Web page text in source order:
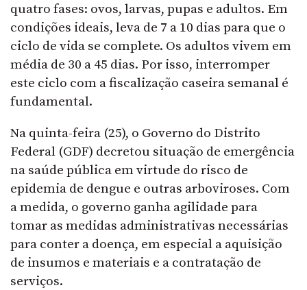
quatro fases: ovos, larvas, pupas e adultos. Em
condições ideais, leva de 7 a 10 dias para que o
ciclo de vida se complete. Os adultos vivem em
média de 30 a 45 dias. Por isso, interromper
este ciclo com a fiscalização caseira semanal é
fundamental.
Na quinta-feira (25), o Governo do Distrito
Federal (GDF) decretou situação de emergência
na saúde pública em virtude do risco de
epidemia de dengue e outras arboviroses. Com
a medida, o governo ganha agilidade para
tomar as medidas administrativas necessárias
para conter a doença, em especial a aquisição
de insumos e materiais e a contratação de
serviços.